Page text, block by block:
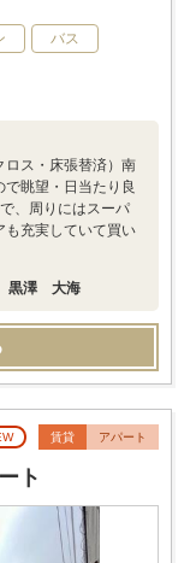
バス
ロス・床張替済）南
眺望・日当たり良
、周りにはスーパ
も充実していて買い
黒澤 大海
賃貸 アパート
ト